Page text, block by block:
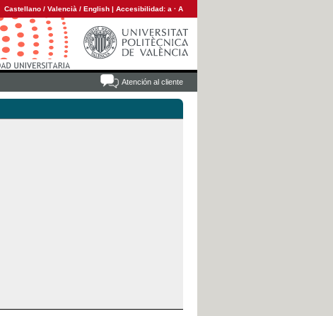
Castellano / Valencià / English | Accesibilidad: a · A
Atención al cliente